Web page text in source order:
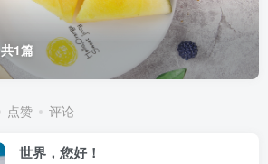
共1篇
点赞 评论
世界，您好！